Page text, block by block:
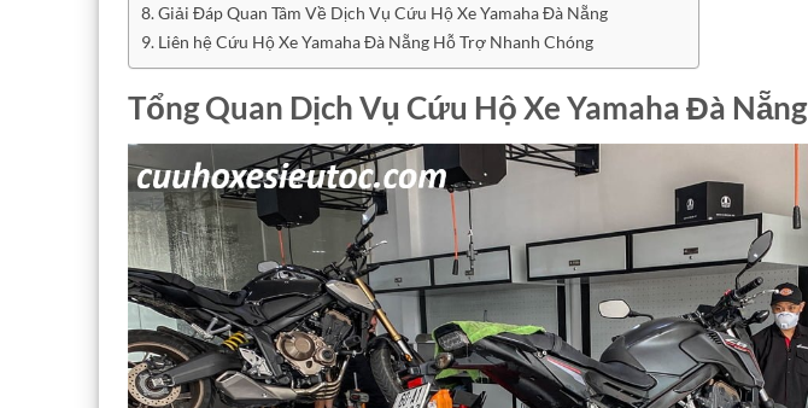
Giải Đáp Quan Tâm Về Dịch Vụ Cứu Hộ Xe Yamaha Đà Nẵng
Liên hệ Cứu Hộ Xe Yamaha Đà Nẵng Hỗ Trợ Nhanh Chóng
Tổng Quan Dịch Vụ Cứu Hộ Xe Yamaha Đà Nẵng